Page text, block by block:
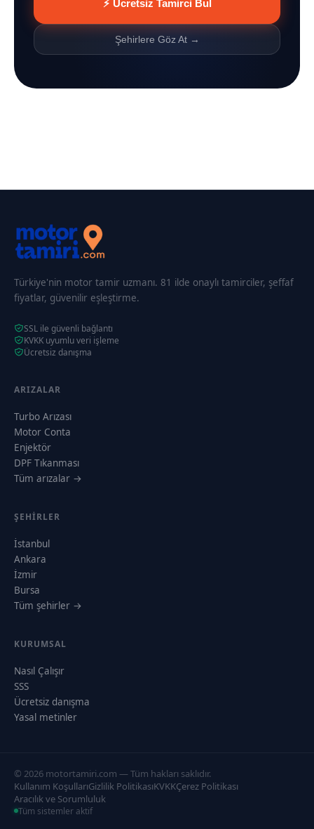
⚡ Ücretsiz Tamirci Bul
Şehirlere Göz At →
Türkiye'nin motor tamir uzmanı. 81 ilde onaylı tamirciler, şeffaf
fiyatlar, güvenilir eşleştirme.
SSL ile güvenli bağlantı
KVKK uyumlu veri işleme
Ücretsiz danışma
ARIZALAR
Turbo Arızası
Motor Conta
Enjektör
DPF Tıkanması
Tüm arızalar →
ŞEHIRLER
İstanbul
Ankara
İzmir
Bursa
Tüm şehirler →
KURUMSAL
Nasıl Çalışır
SSS
Ücretsiz danışma
Yasal metinler
© 2026 motortamiri.com — Tüm hakları saklıdır.
Kullanım KoşullarıGizlilik PolitikasıKVKKÇerez Politikası
Aracılık ve Sorumluluk
Tüm sistemler aktif